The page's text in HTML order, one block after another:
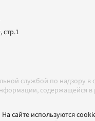
стр.1
службой по надзору
в соответствии с
На сайте используются